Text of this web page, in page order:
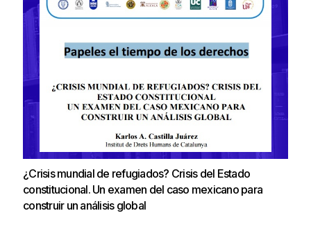
¿Crisis mundial de refugiados? Crisis del Estado
constitucional. Un examen del caso mexicano para
construir un análisis global